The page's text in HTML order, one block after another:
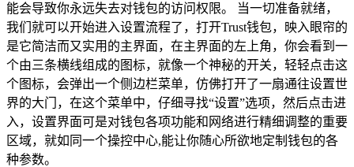
能会导致你永远失去对钱包的访问权限。 当一切准备就绪，
我们就可以开始进入设置流程了，打开Trust钱包，映入眼帘的
是它简洁而又实用的主界面，在主界面的左上角，你会看到一
个由三条横线组成的图标，就像一个神秘的开关，轻轻点击这
个图标，会弹出一个侧边栏菜单，仿佛打开了一扇通往设置世
界的大门，在这个菜单中，仔细寻找“设置”选项，然后点击进
入，设置界面可是对钱包各项功能和网络进行精细调整的重要
区域，就如同一个操控中心,能让你随心所欲地定制钱包的各
种参数。